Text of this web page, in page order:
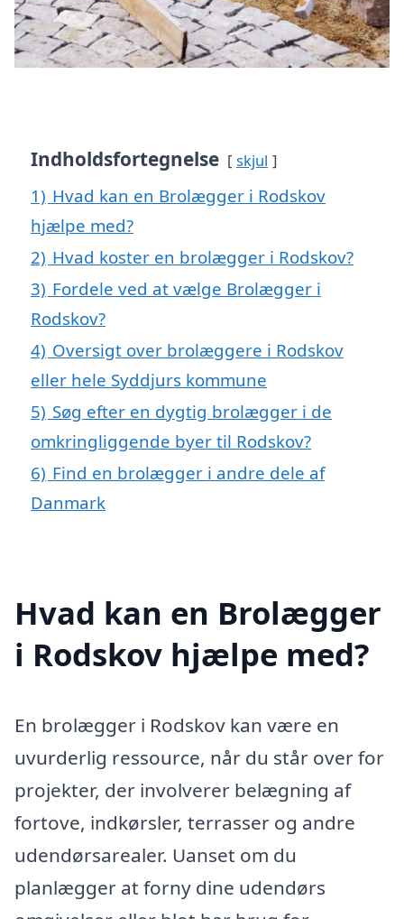
Indholdsfortegnelse skjul
1) Hvad kan en Brolægger i Rodskov
hjælpe med?
2) Hvad koster en brolægger i Rodskov?
3) Fordele ved at vælge Brolægger i
Rodskov?
4) Oversigt over brolæggere i Rodskov
eller hele Syddjurs kommune
5) Søg efter en dygtig brolægger i de
omkringliggende byer til Rodskov?
6) Find en brolægger i andre dele af
Danmark
Hvad kan en Brolægger
i Rodskov hjælpe med?
En brolægger i Rodskov kan være en
uvurderlig ressource, når du står over for
projekter, der involverer belægning af
fortove, indkørsler, terrasser og andre
udendørsarealer. Uanset om du
planlægger at forny dine udendørs